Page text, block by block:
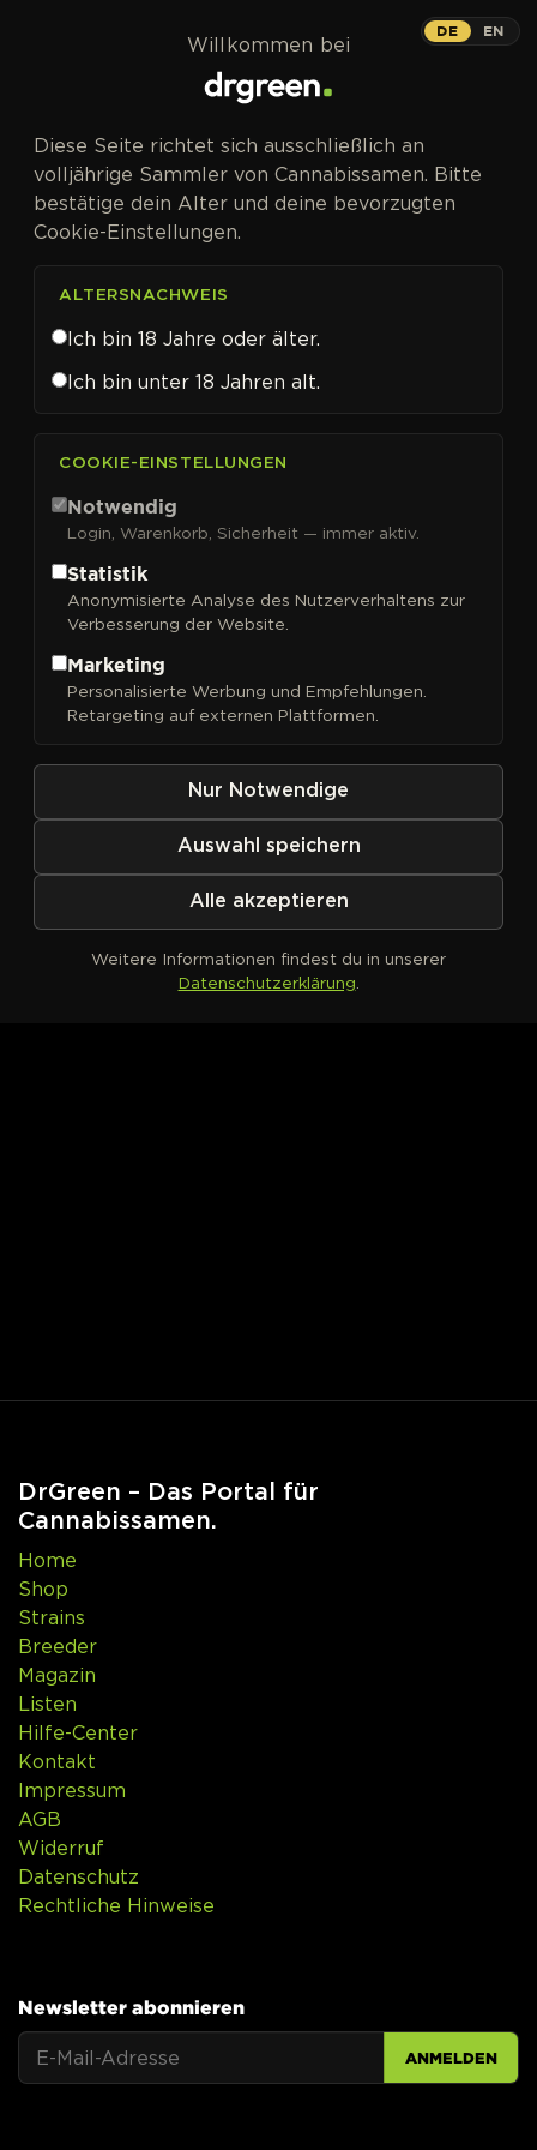
Paradise Seeds
Sortieren nach
Kein Produkt definiert
DrGreen – Das Portal für
Cannabissamen.
Home
Shop
Strains
Breeder
Magazin
Listen
Hilfe-Center
Kontakt
Impressum
AGB
Widerruf
Datenschutz
Rechtliche Hinweise
Newsletter abonnieren
ANMELDEN
DE EN
Willkommen bei
Diese Seite richtet sich ausschließlich an
volljährige Sammler von Cannabissamen. Bitte
bestätige dein Alter und deine bevorzugten
Cookie-Einstellungen.
ALTERSNACHWEIS
Ich bin 18 Jahre oder älter.
Ich bin unter 18 Jahren alt.
COOKIE-EINSTELLUNGEN
Notwendig
Login, Warenkorb, Sicherheit — immer aktiv.
Statistik
Anonymisierte Analyse des Nutzerverhaltens zur
Verbesserung der Website.
Marketing
Personalisierte Werbung und Empfehlungen.
Retargeting auf externen Plattformen.
Nur Notwendige
Auswahl speichern
Alle akzeptieren
Weitere Informationen findest du in unserer
Datenschutzerklärung